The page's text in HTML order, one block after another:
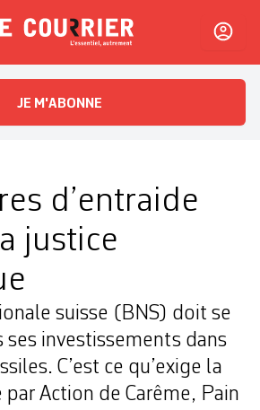
L'essentiel, autrement
JE M'ABONNE
d’entraide
justice
suisse (BNS) doit se
ses investissements dans
C’est ce qu’exige la
Action de Carême, Pain